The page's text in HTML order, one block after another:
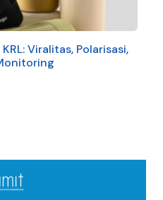
Viralitas, Polarisasi,